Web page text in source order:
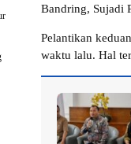
Bandring, Sujadi
Pelantikan
waktu lalu. Hal